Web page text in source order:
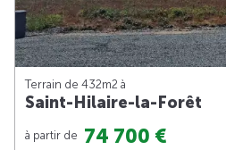
Terrain de 432m2 à
Saint-Hilaire-la-Forêt
à partir de 74 700 €